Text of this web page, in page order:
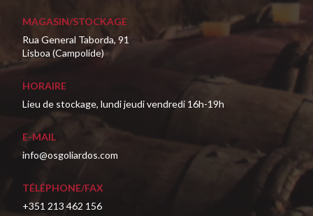
MAGASIN/STOCKAGE
Rua General Taborda, 91
Lisboa (Campolide)
HORAIRE
Lieu de stockage, lundi jeudi vendredi 16h-19h
E-MAIL
info@osgoliardos.com
TÉLÉPHONE/FAX
+351 213 462 156